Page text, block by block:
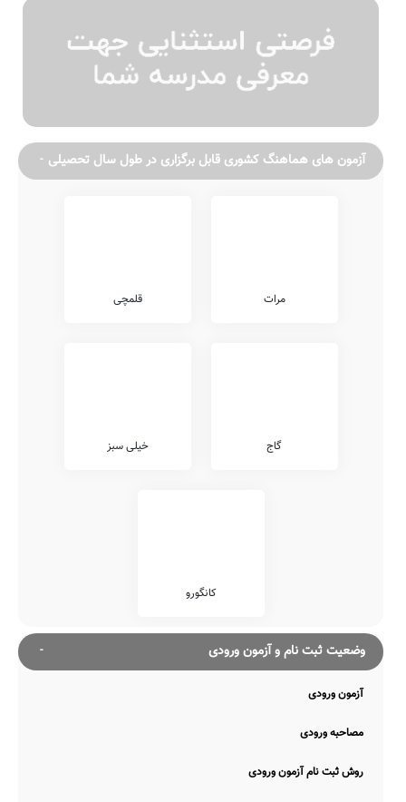
آزمون های هماهنگ کشوری قابل برگزاری در طول سال تحصیلی
مرات قلمچی
گاج خیلی سبز
کانگورو
وضعیت ثبت نام و آزمون ورودی
آزمون ورودی
مصاحبه ورودی
روش ثبت نام آزمون ورودی